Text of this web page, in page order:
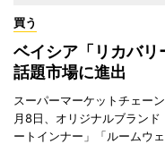
買う
ベイシア「リカバ
話題市場に進出
スーパーマーケットチェー
月8日、オリジナルブラン
ートインナー」「ルームウ